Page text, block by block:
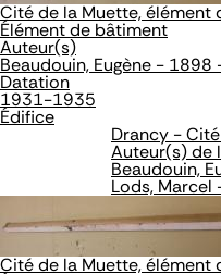
Cité de la Muette, élément
Élément de bâtiment
Auteur(s)
Beaudouin, Eugène - 1898
Datation
1931-1935
Édifice
Drancy -
Auteur(s) de
Beaudouin,
Lods,
Cité de la Muette, élément